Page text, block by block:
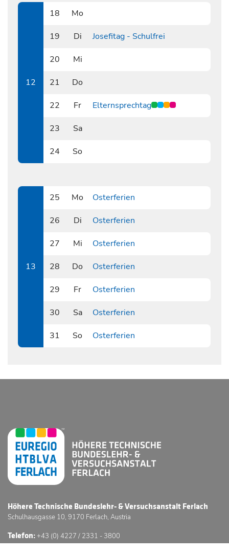
12
18
Mo
19
Di Josefitag - Schulfrei
20
Mi
21
Do
22
Fr Elternsprechtag
23
Sa
24
So
13
25
Mo Osterferien
26
Di Osterferien
27
Mi Osterferien
28
Do Osterferien
29
Fr Osterferien
30
Sa Osterferien
31
So Osterferien
Höhere Technische Bundeslehr- & Versuchsanstalt Ferlach
Schulhausgasse 10, 9170 Ferlach, Austria
Telefon:+43 (0) 4227 / 2331 - 3800
E-Mail: